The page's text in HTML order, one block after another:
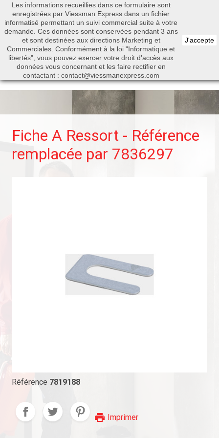

Rechercher
Fiche A Ressort - Référence
remplacée par 7836297
Référence 7819188
print Imprimer
Les informations recueillies dans ce formulaire sont
enregistrées par Viessman Express dans un fichier
informatisé permettant un suivi commercial suite à votre
demande. Ces données sont conservées pendant 3 ans
et sont destinées aux directions Marketing et
Commerciales. Conformément à la loi "Informatique et
libertés", vous pouvez exercer votre droit d'accès aux
données vous concernant et les faire rectifier en
contactant : contact@viessmanexpress.com
J'accepte